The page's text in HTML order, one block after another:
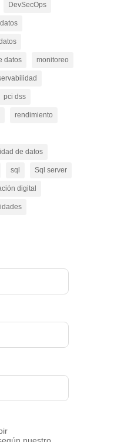
DevSecOps
datos monitoreo
pci dss
rendimiento
de datos
sql Sql server
digital